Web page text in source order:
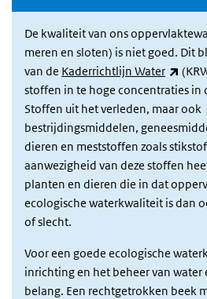
De kwaliteit van ons
meren en sloten) is niet goed. Dit
van de Kaderrichtlijn Water (link
stoffen in te hoge concentraties in
Stoffen uit het verleden, maar
bestrijdingsmiddelen,
dieren en meststoffen zoals
aanwezigheid van deze stoffen
planten en dieren die in dat
ecologische waterkwaliteit is dan
of slecht.
Voor een goede ecologische
inrichting en het beheer van water
belang. Een rechtgetrokken beek